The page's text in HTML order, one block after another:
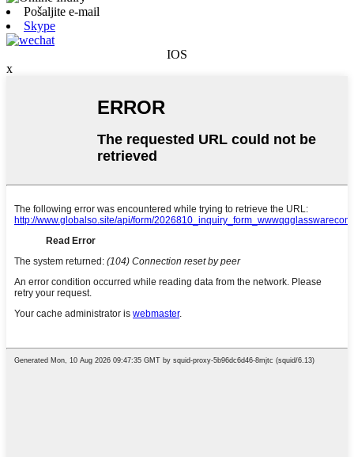
Pošaljite e-mail
Skype
IOS
x